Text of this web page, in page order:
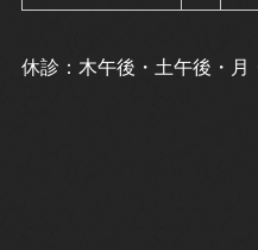
休診：木午後・土午後・月